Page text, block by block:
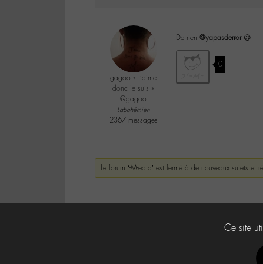
gagoo « j’aime
donc je suis »
@gagoo
Labohémien
2367 messages
De rien @yapasderror😉
0
Le forum ‘-M-edia’ est fermé à de nouveaux sujets et
Ce site